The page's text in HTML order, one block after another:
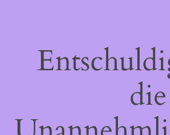
die